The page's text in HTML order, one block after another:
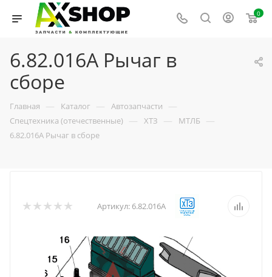
0
6.82.016А Рычаг в
сборе
Главная — Каталог — Автозапчасти —
Спецтехника (отечественные) — ХТЗ — МТЛБ —
6.82.016А Рычаг в сборе
Артикул: 6.82.016А